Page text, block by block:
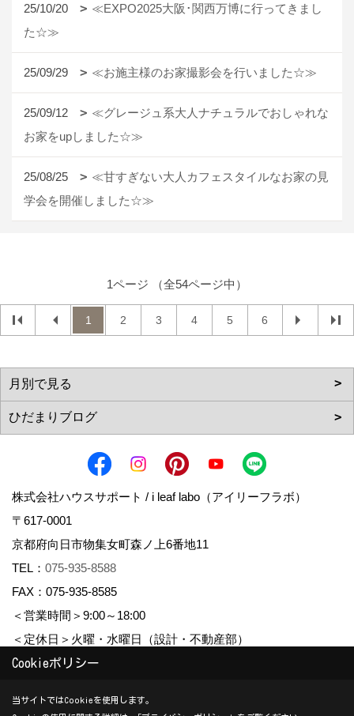
25/10/20
≪EXPO2025大阪･関西万博に行ってきまし
た☆≫
25/09/29 ≪お施主様のお家撮影会を行いました☆≫
25/09/12
≪グレージュ系大人ナチュラルでおしゃれな
お家をupしました☆≫
25/08/25
≪甘すぎない大人カフェスタイルなお家の見
学会を開催しました☆≫
1ページ （全54ページ中）
1 2 3 4 5 6
株式会社ハウスサポート / i leaf labo（アイリーフラボ）
〒617-0001
京都府向日市物集女町森ノ上6番地11
TEL： 075-935-8588
FAX：075-935-8585
＜営業時間＞9:00～18:00
＜定休日＞火曜・水曜日（設計・不動産部）
Copyright (c) housesupport. All Rights Reserved.
Cookieポリシー
当サイトではCookieを使用します。